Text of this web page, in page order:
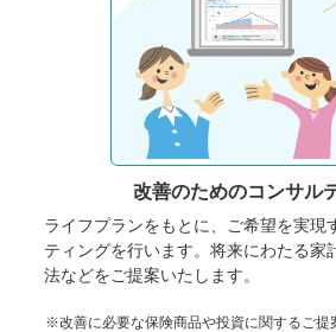
改善のためのコンサル
ライフプランをもとに、ご希望を実現
ティングを行います。将来にわたる家
法などをご提案いたします。
※改善に必要な保険商品や投資に関するご提